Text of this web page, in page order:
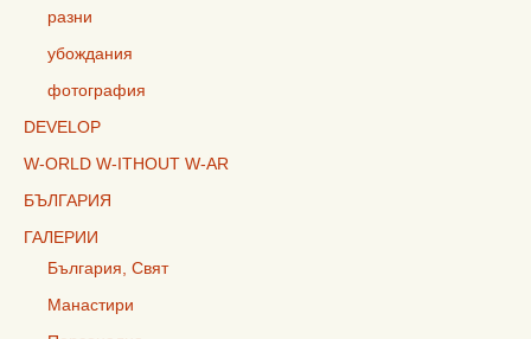
разни
убождания
фотография
DEVELOP
W-ORLD W-ITHOUT W-AR
БЪЛГАРИЯ
ГАЛЕРИИ
България, Свят
Манастири